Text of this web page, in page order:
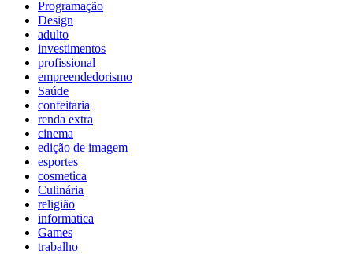
Programação
Design
adulto
investimentos
profissional
empreendedorismo
Saúde
confeitaria
renda extra
cinema
edição de imagem
esportes
cosmetica
Culinária
religião
informatica
Games
trabalho